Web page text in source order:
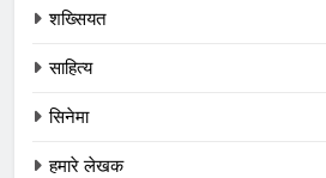
शख्सियत
साहित्य
सिनेमा
हमारे लेखक